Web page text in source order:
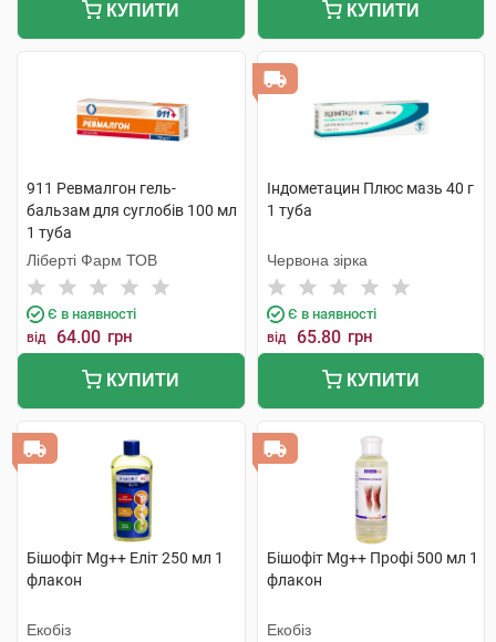
КУПИТИ КУПИТИ
911 Ревмалгон гель-
бальзам для суглобів 100 мл
1 туба
Ліберті Фарм ТОВ
Є в наявності
від 64.00 грн
КУПИТИ
Індометацин Плюс мазь 40 г
1 туба
Червона зірка
Є в наявності
від 65.80 грн
КУПИТИ
Бішофіт Mg++ Еліт 250 мл 1
флакон
Екобіз
Бішофіт Mg++ Профі 500 мл 1
флакон
Екобіз